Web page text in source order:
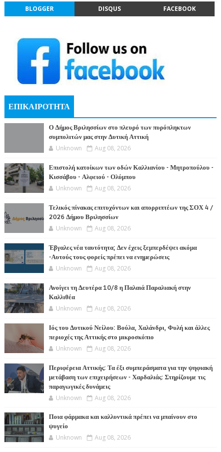
BLOGGER DISQUS FACEBOOK
ΕΠΙΚΑΙΡΟΤΗΤΑ
Ο Δήμος Βριλησσίων στο πλευρό των πυρόπληκτων
συμπολιτών μας στην Δυτική Αττική
Unknown Aug 08, 2026
Επιστολή κατοίκων των οδών Καλλιανίου - Μητροπούλου -
Κισσάβου - Αλφειού - Ολύμπου
Unknown Aug 08, 2026
Τελικός πίνακας επιτυχόντων και απορριπτέων της ΣΟΧ 4 /
2026 Δήμου Βριλησσίων
Unknown Aug 08, 2026
Έβγαλες νέα ταυτότητα; Δεν έχεις ξεμπερδέψει ακόμα
-Αυτούς τους φορείς πρέπει να ενημερώσεις
Unknown Aug 08, 2026
Ανοίγει τη Δευτέρα 10/8 η Παλαιά Παραλιακή στην
Καλλιθέα
Unknown Aug 08, 2026
Ιός του Δυτικού Νείλου: Βούλα, Χαλάνδρι, Φυλή και άλλες
περιοχές της Αττικής στο μικροσκόπιο
Unknown Aug 08, 2026
Περιφέρεια Αττικής: Τα έξι συμπεράσματα για την ψηφιακή
μετάβαση των επιχειρήσεων - Χαρδαλιάς: Στηρίζουμε τις
παραγωγικές δυνάμεις
Unknown Aug 08, 2026
Ποια φάρμακα και καλλυντικά πρέπει να μπαίνουν στο
ψυγείο
Unknown Aug 08, 2026